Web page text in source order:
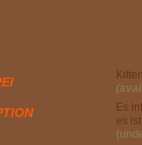
Es
es